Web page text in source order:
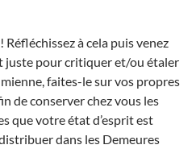
Réfléchissez à cela puis venez
juste pour critiquer et/ou étaler
faites-le sur vos propres
de conserver chez vous les
que votre état d’esprit est
dans les Demeures